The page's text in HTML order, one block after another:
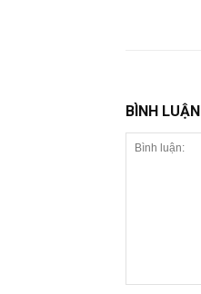
BÌNH LUẬN